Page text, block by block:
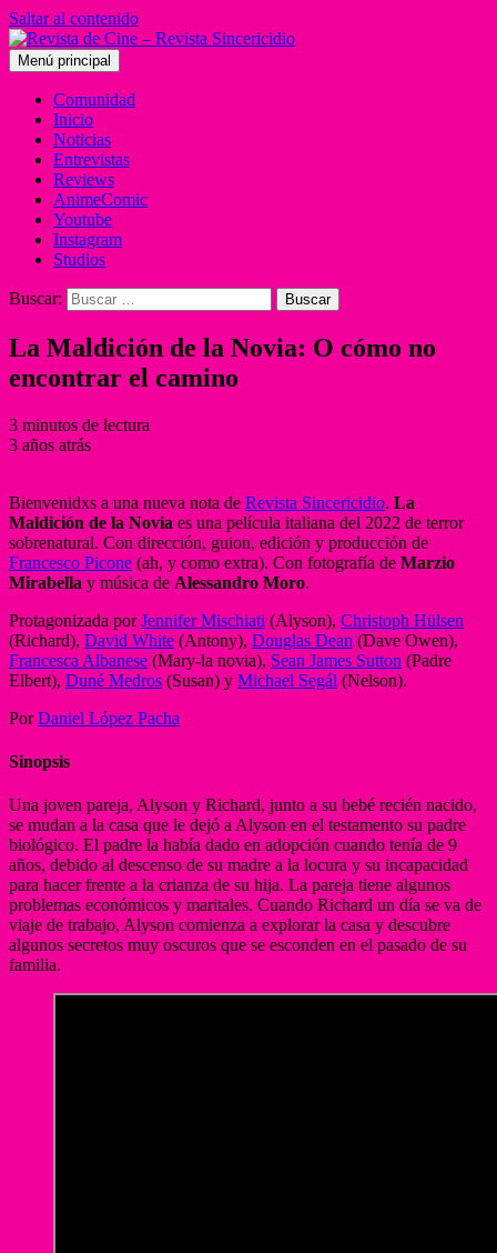
Saltar al contenido
Menú principal
Comunidad
Inicio
Noticias
Entrevistas
Reviews
AnimeComic
Youtube
Instagram
Studios
Buscar:
La Maldición de la Novia: O cómo no
encontrar el camino
3 minutos de lectura
3 años atrás
Bienvenidxs a una nueva nota de Revista Sincericidio. La
Maldición de la Novia es una película italiana del 2022 de terror
sobrenatural. Con dirección, guion, edición y producción de
Francesco Picone (ah, y como extra). Con fotografía de Marzio
Mirabella y música de Alessandro Moro.
Protagonizada porJennifer Mischiati (Alyson), Christoph Hülsen
(Richard), David White (Antony), Douglas Dean (Dave Owen),
Francesca Albanese (Mary-la novia), Sean James Sutton (Padre
Elbert), Duné Medros (Susan) y Michael Segál (Nelson).
PorDaniel López Pacha
Sinopsis
Una joven pareja, Alyson y Richard, junto a su bebé recién nacido,
se mudan a la casa que le dejó a Alyson en el testamento su padre
biológico. El padre la había dado en adopción cuando tenía de 9
años, debido al descenso de su madre a la locura y su incapacidad
para hacer frente a la crianza de su hija. La pareja tiene algunos
problemas económicos y maritales. Cuando Richard un día se va de
viaje de trabajo, Alyson comienza a explorar la casa y descubre
algunos secretos muy oscuros que se esconden en el pasado de su
familia.